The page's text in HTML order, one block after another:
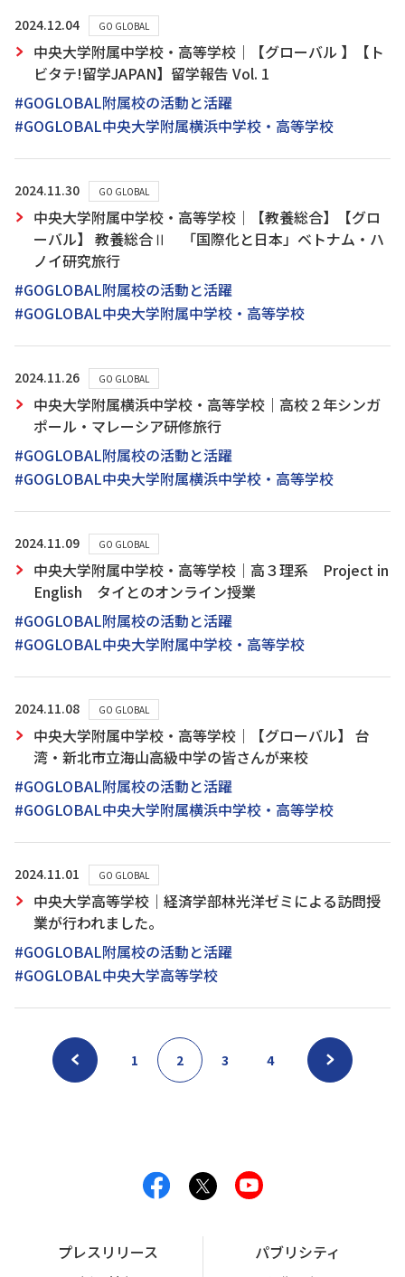
2024.12.04 GO GLOBAL
中央大学附属中学校・高等学校｜【グローバル 】【ト
ビタテ!留学JAPAN】留学報告 Vol. 1
#GOGLOBAL附属校の活動と活躍
#GOGLOBAL中央大学附属横浜中学校・高等学校
2024.11.30 GO GLOBAL
中央大学附属中学校・高等学校｜【教養総合】【グロ
ーバル】 教養総合Ⅱ 「国際化と日本」ベトナム・ハ
ノイ研究旅行
#GOGLOBAL附属校の活動と活躍
#GOGLOBAL中央大学附属中学校・高等学校
2024.11.26 GO GLOBAL
中央大学附属横浜中学校・高等学校｜高校２年シンガ
ポール・マレーシア研修旅行
#GOGLOBAL附属校の活動と活躍
#GOGLOBAL中央大学附属横浜中学校・高等学校
2024.11.09 GO GLOBAL
中央大学附属中学校・高等学校｜高３理系 Project in
English タイとのオンライン授業
#GOGLOBAL附属校の活動と活躍
#GOGLOBAL中央大学附属中学校・高等学校
2024.11.08 GO GLOBAL
中央大学附属中学校・高等学校｜【グローバル】 台
湾・新北市立海山高級中学の皆さんが来校
#GOGLOBAL附属校の活動と活躍
#GOGLOBAL中央大学附属横浜中学校・高等学校
2024.11.01 GO GLOBAL
中央大学高等学校｜経済学部林光洋ゼミによる訪問授
業が行われました。
#GOGLOBAL附属校の活動と活躍
#GOGLOBAL中央大学高等学校
1 2 3 4
プレスリリース
パブリシティ